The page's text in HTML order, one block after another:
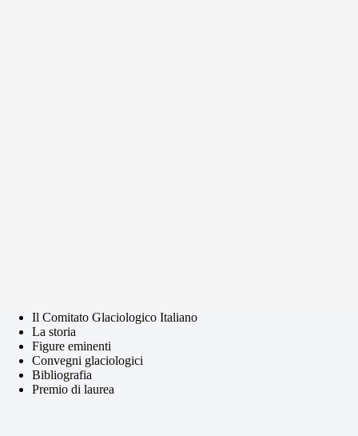
Il Comitato Glaciologico Italiano
La storia
Figure eminenti
Convegni glaciologici
Bibliografia
Premio di laurea